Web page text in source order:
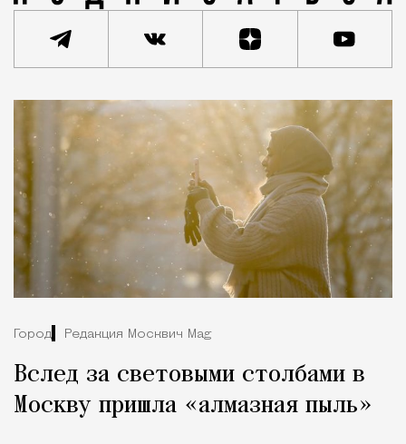
Город Редакция Москвич Mag
Вслед за световыми столбами в
Москву пришла «алмазная пыль»